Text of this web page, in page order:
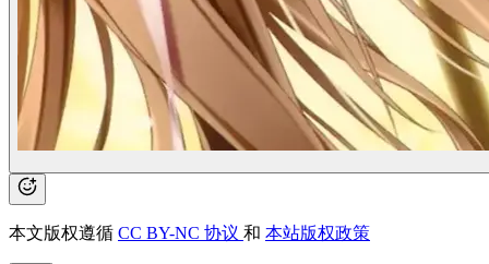
本文版权遵循 CC BY-NC 协议 和 本站版权政策